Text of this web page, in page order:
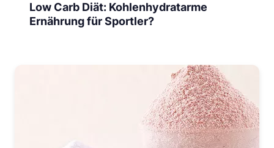
Low Carb Diät: Kohlenhydratarme
Ernährung für Sportler?